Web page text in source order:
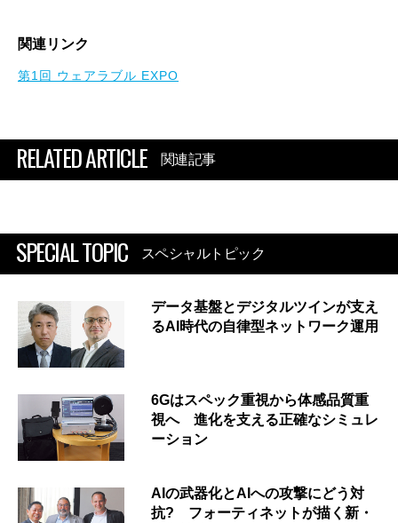
関連リンク
第1回 ウェアラブル EXPO
RELATED ARTICLE 関連記事
SPECIAL TOPIC スペシャルトピック
データ基盤とデジタルツインが支え
るAI時代の自律型ネットワーク運用
6Gはスペック重視から体感品質重
視へ 進化を支える正確なシミュレ
ーション
AIの武器化とAIへの攻撃にどう対
抗? フォーティネットが描く新・